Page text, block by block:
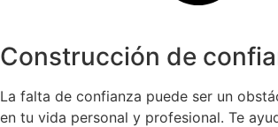
Construcción de
La falta de confianza puede ser un
en tu vida personal y profesional. Te